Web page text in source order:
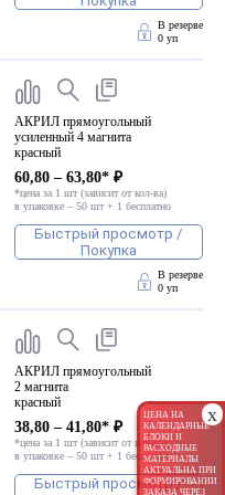
x
ЦЕНА НА
КАЛЕНДАРНЫЕ
БЛОКИ И
РАСХОДНЫЕ
МАТЕРИАЛЫ
АКТУАЛЬНА ПРИ
ФОРМИРОВАНИИ
ЗАКАЗА ЧЕРЕЗ
В резерве
0 уп
АКРИЛ прямоугольный
усиленный 4 магнита
красный
60,80 – 63,80* ₽
*цена за 1 шт (зависит от кол-ва)
в упаковке – 50 шт + 1 бесплатно
Быстрый просмотр /
Покупка
В резерве
0 уп
АКРИЛ прямоугольный
2 магнита
красный
38,80 – 41,80* ₽
*цена за 1 шт (зависит от кол-ва)
в упаковке – 50 шт + 1 бесплатно
Быстрый просмотр /